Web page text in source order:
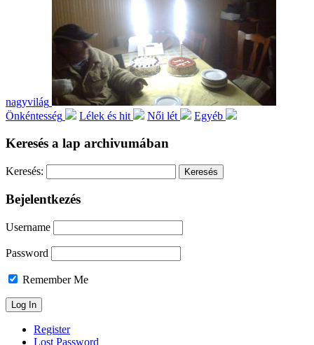
nagyvilág
Önkéntesség
Lélek és hit Női lét Egyéb
Keresés a lap archivumában
Keresés:
Bejelentkezés
Username
Password
Remember Me
Register
Lost Password